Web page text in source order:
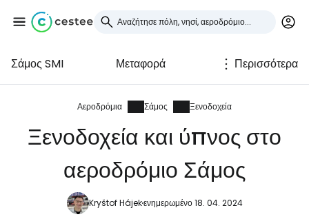
Σάμος SMI Μεταφορά Περισσότερα
Αεροδρόμια Σάμος Ξενοδοχεία
Ξενοδοχεία και ύπνος στο
αεροδρόμιο Σάμος
Kryštof Hájekενημερωμένο 18. 04. 2024
Συνδεθείτε στο Cestee
... η παγκόσμια ταξιδιωτική κοινότητα
Συνεχίστε με την Google
Συνεχίστε με το Facebook